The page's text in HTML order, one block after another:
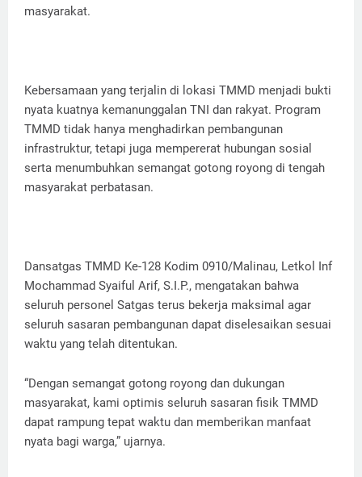
masyarakat.
Kebersamaan yang terjalin di lokasi TMMD menjadi bukti
nyata kuatnya kemanunggalan TNI dan rakyat. Program
TMMD tidak hanya menghadirkan pembangunan
infrastruktur, tetapi juga mempererat hubungan sosial
serta menumbuhkan semangat gotong royong di tengah
masyarakat perbatasan.
Dansatgas TMMD Ke-128 Kodim 0910/Malinau, Letkol Inf
Mochammad Syaiful Arif, S.I.P., mengatakan bahwa
seluruh personel Satgas terus bekerja maksimal agar
seluruh sasaran pembangunan dapat diselesaikan sesuai
waktu yang telah ditentukan.
“Dengan semangat gotong royong dan dukungan
masyarakat, kami optimis seluruh sasaran fisik TMMD
dapat rampung tepat waktu dan memberikan manfaat
nyata bagi warga,” ujarnya.